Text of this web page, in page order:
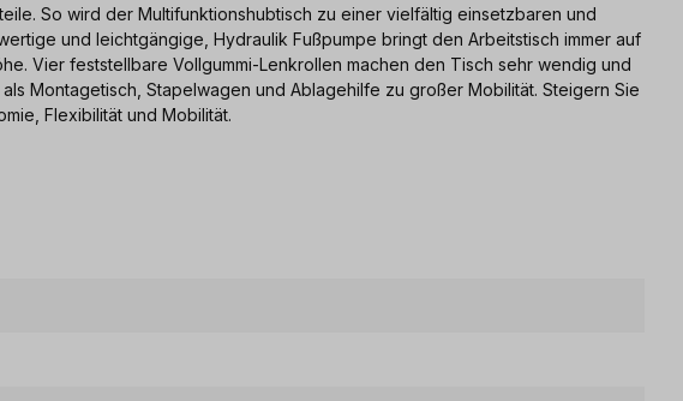
So wird der Multifunktionshubtisch zu einer vielfältig einsetzbaren und
und leichtgängige, Hydraulik Fußpumpe bringt den Arbeitstisch immer auf
Vier feststellbare Vollgummi-Lenkrollen machen den Tisch sehr wendig und
Montagetisch, Stapelwagen und Ablagehilfe zu großer Mobilität. Steigern Sie
Flexibilität und Mobilität.